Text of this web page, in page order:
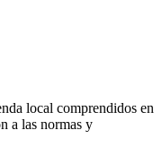
local comprendidos en
a las normas y